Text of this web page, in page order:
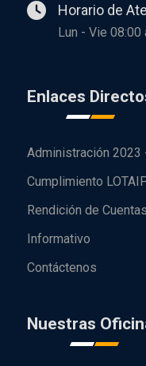
Horario de
Lun - Vie 08:00
Enlaces
Administración 2023
Cumplimiento
Rendición de Cuentas
Informativo
Contáctenos
Nuestras